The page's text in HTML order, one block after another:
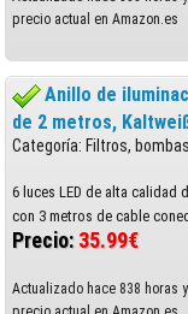
precio actual en Amazon.es
Anillo de
de 2 metros,
Categoría: Filtros,
6 luces LED de alta calidad
con 3 metros de cable
Precio: 35.99€
Actualizado hace 838 horas